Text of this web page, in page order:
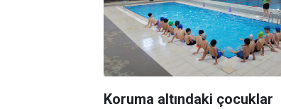
Koruma altındaki çocuklar